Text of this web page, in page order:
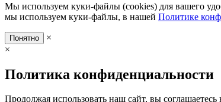
Мы используем куки-файлы (cookies) для вашего
мы используем куки-файлы, в нашей Политике
Понятно
×
×
Политика конфиденциальности
Продолжая использовать наш сайт, вы